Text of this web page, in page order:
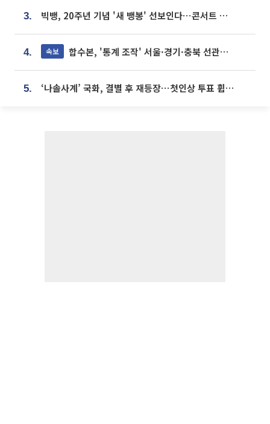
3. 빅뱅, 20주년 기념 '새 뱅봉' 선보인다⋯콘서트 앞두고 팝업 개최
4. 속보 합수본, '통계 조작' 서울·경기·충북 선관위 등 추가 압수수색
5. ‘나솔사계’ 국화, 결별 후 재등장⋯첫인상 투표 휩쓸고 ‘인기녀’ 등극